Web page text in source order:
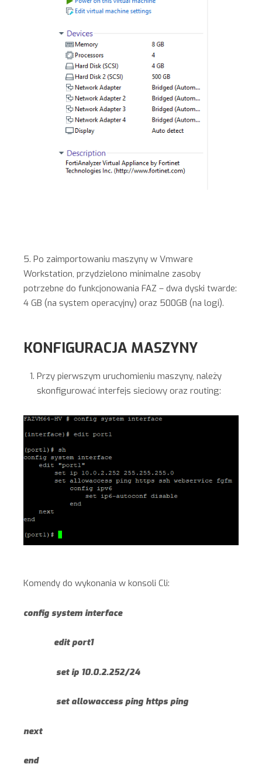
5. Po zaimportowaniu maszyny w Vmware
Workstation, przydzielono minimalne zasoby
potrzebne do funkcjonowania FAZ – dwa dyski twarde:
4 GB (na system operacyjny) oraz 500GB (na logi).
KONFIGURACJA MASZYNY
Przy pierwszym uruchomieniu maszyny, należy
skonfigurować interfejs sieciowy oraz routing:
Komendy do wykonania w konsoli Cli:
config system interface
edit port1
set ip 10.0.2.252/24
set allowaccess ping https ping
next
end